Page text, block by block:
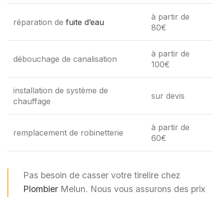
réparation de fuite d’eau
à partir de
80€
débouchage de canalisation
à partir de
100€
installation de système de
chauffage
sur devis
remplacement de robinetterie
à partir de
60€
Pas besoin de casser votre tirelire chez
Plombier Melun. Nous vous assurons des prix